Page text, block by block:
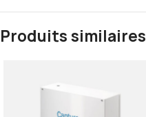
Produits similaires